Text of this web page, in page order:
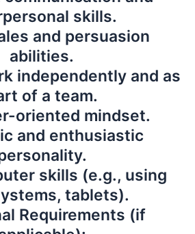
skills.
and persuasion
abilities.
independently and as
of a team.
oriented mindset.
and enthusiastic
skills (e.g., using
tablets).
Requirements (if